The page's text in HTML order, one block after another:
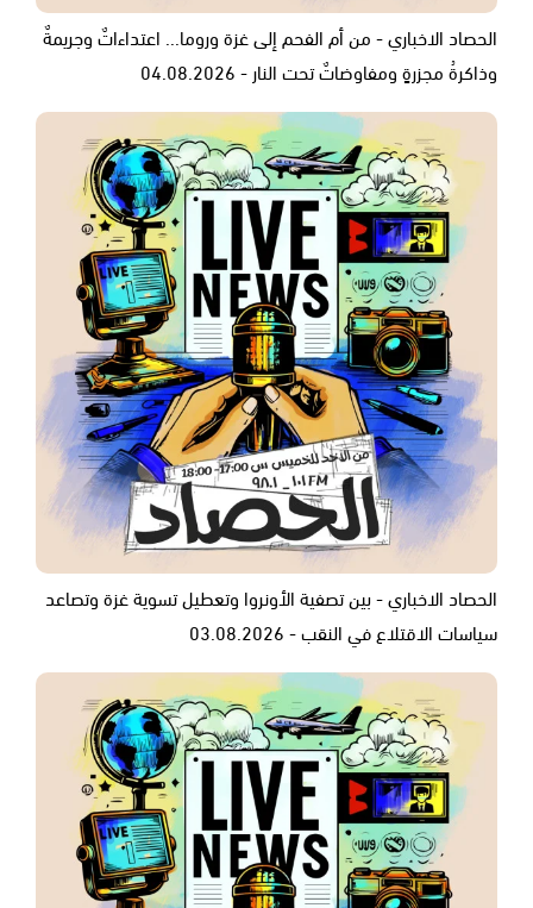
الحصاد الاخباري - من أم الفحم إلى غزة وروما... اعتداءاتٌ وجريمةٌ
وذاكرةُ مجزرةٍ ومفاوضاتٌ تحت النار - 04.08.2026
الحصاد الاخباري - بين تصفية الأونروا وتعطيل تسوية غزة وتصاعد
سياسات الاقتلاع في النقب - 03.08.2026